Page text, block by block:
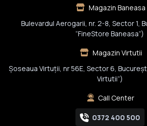
Magazin Baneasa
Bulevardul Aerogarii, nr. 2-8, Sector 1,
“FineStore Baneasa”)
Magazin Virtutii
Șoseaua Virtuții, nr 56E, Sector 6,
Virtutii”)
Call Center
0372 400 500